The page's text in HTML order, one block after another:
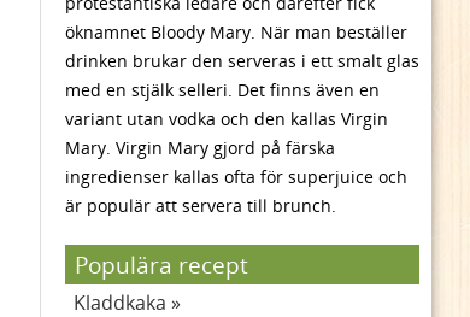
öknamnet Bloody Mary. När man beställer
drinken brukar den serveras i ett smalt glas
med en stjälk selleri. Det finns även en
variant utan vodka och den kallas Virgin
Mary. Virgin Mary gjord på färska
ingredienser kallas ofta för superjuice och
är populär att servera till brunch.
Populära recept
Kladdkaka